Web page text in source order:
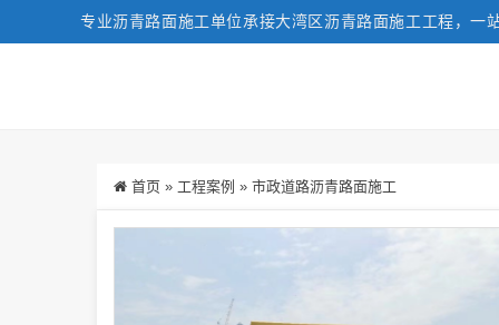
专业沥青路面施工单位承接大湾区沥青路面施工工程，
首页 » 工程案例 » 市政道路沥青路面施工